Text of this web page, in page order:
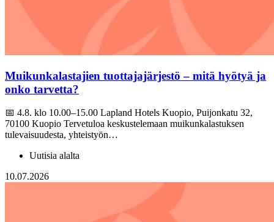
Muikunkalastajien tuottajajärjestö – mitä hyötyä ja
onko tarvetta?
📅 4.8. klo 10.00–15.00 Lapland Hotels Kuopio, Puijonkatu 32,
70100 Kuopio Tervetuloa keskustelemaan muikunkalastuksen
tulevaisuudesta, yhteistyön…
Uutisia alalta
10.07.2026